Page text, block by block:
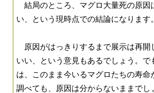
結局のところ、マグロ大量死の原因
い、という現時点での結論になります。
原因がはっきりするまで展示は再開
いい、という意見もあるでしょう。で
は、このまま今いるマグロたちの寿命
調べても、原因は分からないままでし